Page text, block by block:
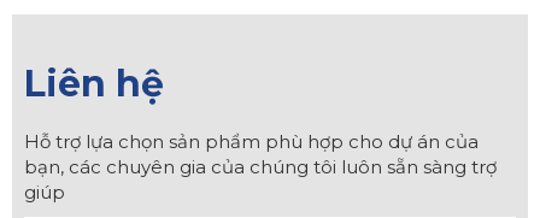
Liên hệ
Hỗ trợ lựa chọn sản phẩm phù hợp cho dự án của
bạn, các chuyên gia của chúng tôi luôn sẵn sàng trợ
giúp